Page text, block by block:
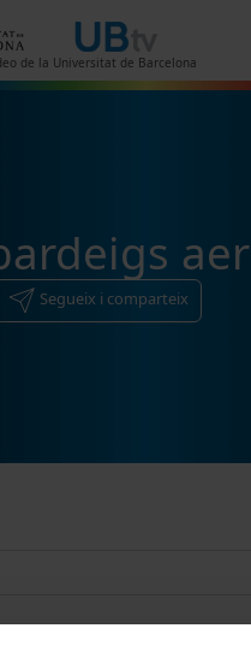
de la Universitat de Barcelona
Segueix i comparteix